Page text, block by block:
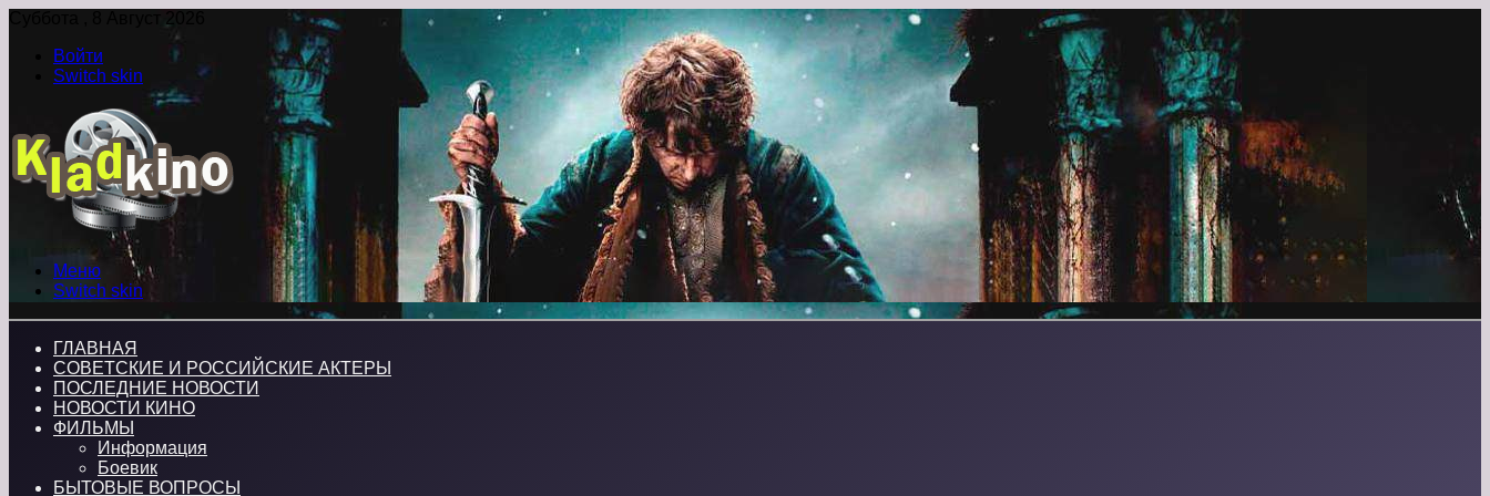
Суббота , 8 Август 2026
Войти
Switch skin
Меню
Switch skin
ГЛАВНАЯ
СОВЕТСКИЕ И РОССИЙСКИЕ АКТЕРЫ
ПОСЛЕДНИЕ НОВОСТИ
НОВОСТИ КИНО
ФИЛЬМЫ
Информация
Боевик
БЫТОВЫЕ ВОПРОСЫ